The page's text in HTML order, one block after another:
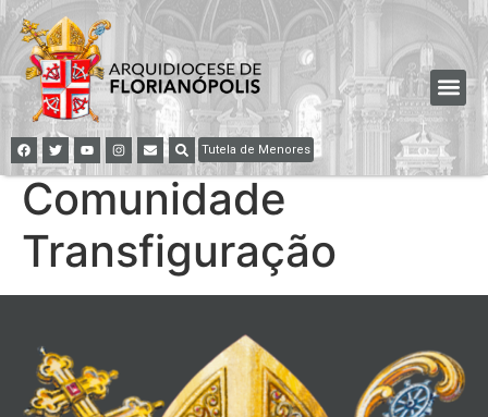
Tutela de Menores
Comunidade
Transfiguração